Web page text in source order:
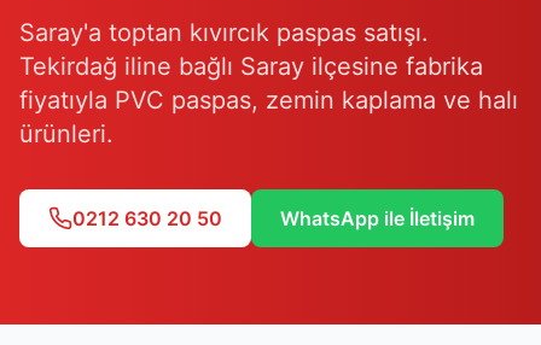
Saray'a toptan kıvırcık paspas satışı.
Tekirdağ iline bağlı Saray ilçesine fabrika
fiyatıyla PVC paspas, zemin kaplama ve halı
ürünleri.
0212 630 20 50 WhatsApp ile İletişim